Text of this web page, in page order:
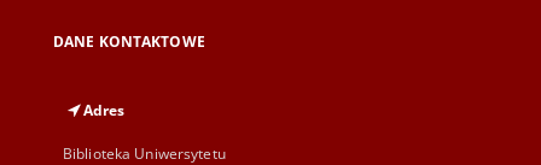
DANE KONTAKTOWE
Adres
Biblioteka Uniwersytetu